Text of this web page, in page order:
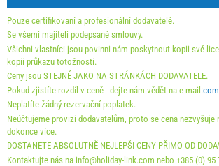
Registrace hostů (01.01 - 30.06. / 01.09. - 31.12.): 5
za_person)
Pouze certifikovaní a profesionální dodavatelé.
Se všemi majiteli podepsané smlouvy.
Všichni vlastníci jsou povinni nám poskytnout kopii své
kopii průkazu totožnosti.
Ceny jsou STEJNÉ JAKO NA STRÁNKÁCH DODAVATELE.
Pokud zjistíte rozdíl v ceně - dejte nám vědět na e-mail:
Neplatíte žádný rezervační poplatek.
Neúčtujeme provizi dodavatelům, proto se cena nezvyšuje
dokonce více.
DOSTANETE ABSOLUTNĔ NEJLEPŠI CENY PŘIMO OD
Kontaktujte nás na info@holiday-link.com nebo +385 (0) 95